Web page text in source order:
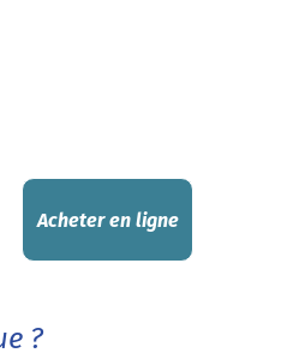
Acheter en ligne
?